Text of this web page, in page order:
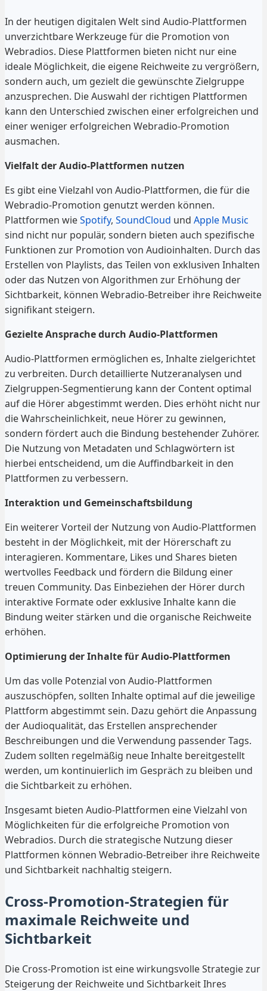
In der heutigen digitalen Welt sind Audio-Plattformen
unverzichtbare Werkzeuge für die Promotion von
Webradios. Diese Plattformen bieten nicht nur eine
ideale Möglichkeit, die eigene Reichweite zu vergrößern,
sondern auch, um gezielt die gewünschte Zielgruppe
anzusprechen. Die Auswahl der richtigen Plattformen
kann den Unterschied zwischen einer erfolgreichen und
einer weniger erfolgreichen Webradio-Promotion
ausmachen.
Vielfalt der Audio-Plattformen nutzen
Es gibt eine Vielzahl von Audio-Plattformen, die für die
Webradio-Promotion genutzt werden können.
Plattformen wieSpotify, SoundCloud und Apple Music
sind nicht nur populär, sondern bieten auch spezifische
Funktionen zur Promotion von Audioinhalten. Durch das
Erstellen von Playlists, das Teilen von exklusiven Inhalten
oder das Nutzen von Algorithmen zur Erhöhung der
Sichtbarkeit, können Webradio-Betreiber ihre Reichweite
signifikant steigern.
Gezielte Ansprache durch Audio-Plattformen
Audio-Plattformen ermöglichen es, Inhalte zielgerichtet
zu verbreiten. Durch detaillierte Nutzeranalysen und
Zielgruppen-Segmentierung kann der Content optimal
auf die Hörer abgestimmt werden. Dies erhöht nicht nur
die Wahrscheinlichkeit, neue Hörer zu gewinnen,
sondern fördert auch die Bindung bestehender Zuhörer.
Die Nutzung von Metadaten und Schlagwörtern ist
hierbei entscheidend, um die Auffindbarkeit in den
Plattformen zu verbessern.
Interaktion und Gemeinschaftsbildung
Ein weiterer Vorteil der Nutzung von Audio-Plattformen
besteht in der Möglichkeit, mit der Hörerschaft zu
interagieren. Kommentare, Likes und Shares bieten
wertvolles Feedback und fördern die Bildung einer
treuen Community. Das Einbeziehen der Hörer durch
interaktive Formate oder exklusive Inhalte kann die
Bindung weiter stärken und die organische Reichweite
erhöhen.
Optimierung der Inhalte für Audio-Plattformen
Um das volle Potenzial von Audio-Plattformen
auszuschöpfen, sollten Inhalte optimal auf die jeweilige
Plattform abgestimmt sein. Dazu gehört die Anpassung
der Audioqualität, das Erstellen ansprechender
Beschreibungen und die Verwendung passender Tags.
Zudem sollten regelmäßig neue Inhalte bereitgestellt
werden, um kontinuierlich im Gespräch zu bleiben und
die Sichtbarkeit zu erhöhen.
Insgesamt bieten Audio-Plattformen eine Vielzahl von
Möglichkeiten für die erfolgreiche Promotion von
Webradios. Durch die strategische Nutzung dieser
Plattformen können Webradio-Betreiber ihre Reichweite
und Sichtbarkeit nachhaltig steigern.
Cross-Promotion-Strategien für
maximale Reichweite und
Sichtbarkeit
Die Cross-Promotion ist eine wirkungsvolle Strategie zur
Steigerung der Reichweite und Sichtbarkeit Ihres